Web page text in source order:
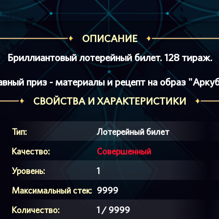
ОПИСАНИЕ
Бриллиантовый лотерейный билет. 128 тираж.
приз - материалы и рецепт на образ
СВОЙСТВА И ХАРАКТЕРИСТИКИ
Тип:
Лотерейный билет
Качество:
Совершенный
Уровень:
1
Максимальный стек: 9999
Количество:
1 / 9999